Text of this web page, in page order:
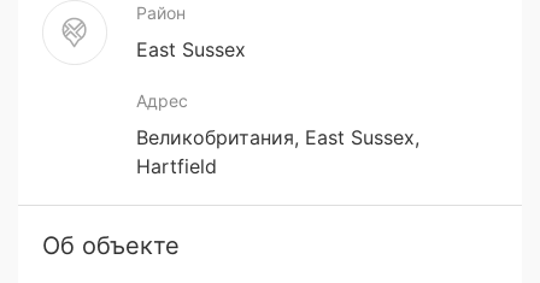
Район
East Sussex
Адрес
Великобритания, East Sussex,
Hartfield
Об объекте